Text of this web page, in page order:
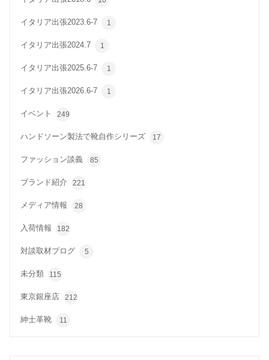
イタリア出張2023.6-7 1
イタリア出張2024.7 1
イタリア出張2025.6-7 1
イタリア出張2026.6-7 1
イベント 249
ハンドソーン製法で靴自作シリーズ 17
ファッション談義 85
ブランド紹介 221
メディア情報 28
入荷情報 182
対談取材ブログ 5
未分類 115
東京銀座店 212
紳士革靴 11